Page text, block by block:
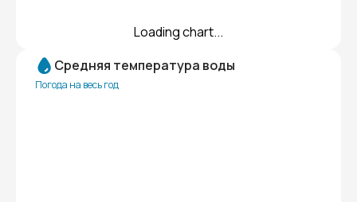
Loading chart...
Средняя температура воды
Погода на весь год